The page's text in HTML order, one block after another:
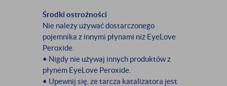
Środki ostrożności
Nie należy używać dostarczonego
pojemnika z innymi płynami niż EyeLove
Peroxide.
• Nigdy nie używaj innych produktów z
płynem EyeLove Peroxide.
• Upewnij się, ze tarcza katalizatora jest